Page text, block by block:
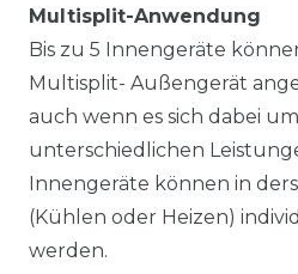
Multisplit-Anwendung
Bis zu 5 Innengeräte
Multisplit- Außengerät
auch wenn es sich dabei
unterschiedlichen
Innengeräte können in
(Kühlen oder Heizen)
werden.